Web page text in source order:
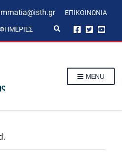
ΕΠΙΚΟΙΝΩΝΊΑ
p
MENU